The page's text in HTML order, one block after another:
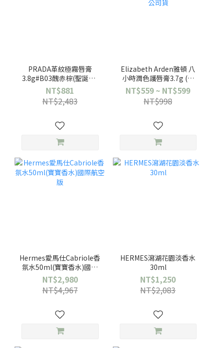
PRADA革紋極霧唇膏
3.8g#B03醜赤棕(聖誕版)
效期2027/04
NT$881
NT$2,483
Elizabeth Arden雅頓 八
小時潤色護唇膏3.7g (無
色/櫻桃粉/莓果紅/蜂蜜棕)
任選一款-公司貨
NT$559 ~ NT$599
NT$998
Hermes愛馬仕Cabriole香
氛水50ml(寶寶香水)國際
航空版
NT$2,980
NT$4,967
HERMES瀉湖花園淡香水
30ml
NT$1,250
NT$2,083